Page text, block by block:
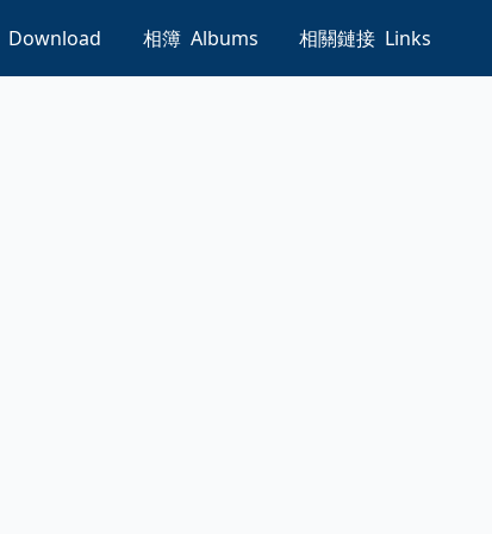
Download 相簿 Albums 相關鏈接 Links